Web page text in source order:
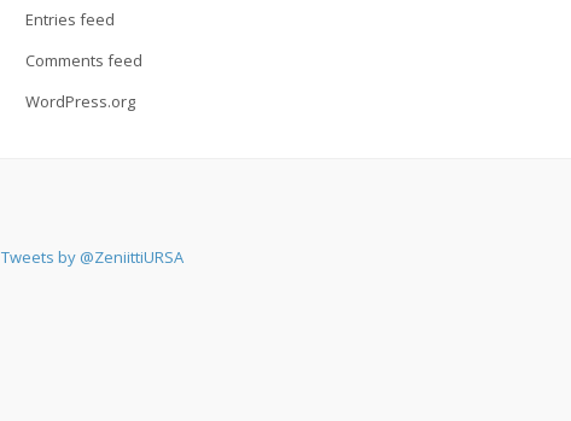
Entries feed
Comments feed
WordPress.org
Tweets by @ZeniittiURSA